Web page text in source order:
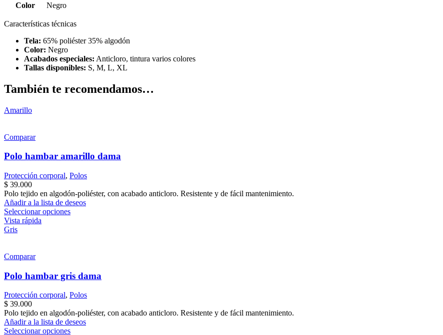
Color Negro
Características técnicas
Tela: 65% poliéster 35% algodón
Color: Negro
Acabados especiales: Anticloro, tintura varios colores
Tallas disponibles: S, M, L, XL
También te recomendamos…
Amarillo
Comparar
Polo hambar amarillo dama
Protección corporal, Polos
$ 39.000
Polo tejido en algodón-poliéster, con acabado anticloro. Resistente y de fácil mantenimiento.
Añadir a la lista de deseos
Seleccionar opcionesEste
se
pueden
elegir
en
la
página
de
Vista rápida
Gris
Comparar
Polo hambar gris dama
Protección corporal, Polos
$ 39.000
Polo tejido en algodón-poliéster, con acabado anticloro. Resistente y de fácil mantenimiento.
Añadir a la lista de deseos
Seleccionar opcionesEste